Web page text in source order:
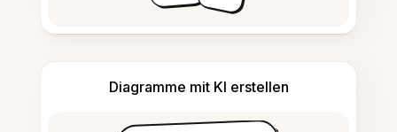
Diagramme mit KI erstellen